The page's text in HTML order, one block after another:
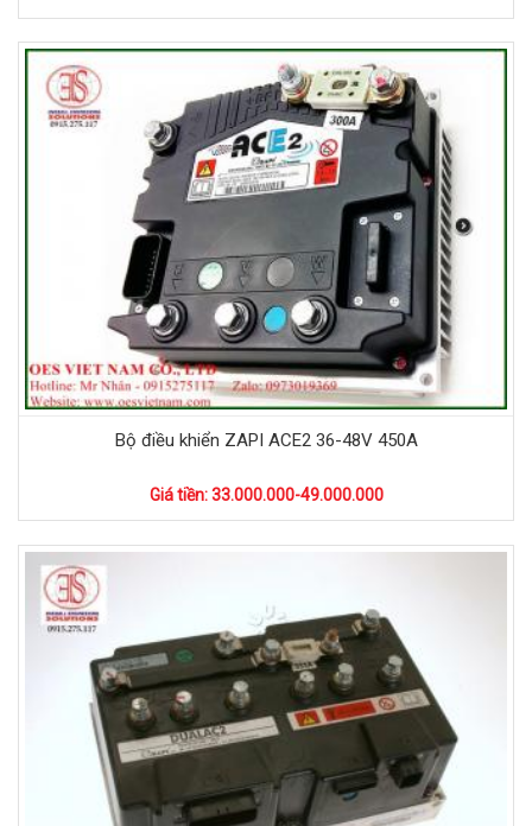
Bộ điều khiển ZAPI ACE2 36-48V 450A
Giá tiền: 33.000.000-49.000.000